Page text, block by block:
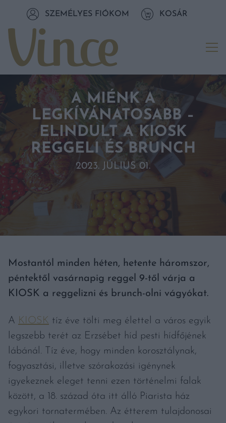
Tovább a tartalomhozSZEMÉLYES FIÓKOM KOSÁR
A MIÉNK A
LEGKÍVÁNATOSABB –
ELINDULT A KIOSK
REGGELI ÉS BRUNCH
2023. JÚLIUS 01.
Mostantól minden héten, hetente háromszor,
péntektől vasárnapig reggel 9-től várja a
KIOSK a reggelizni és brunch-olni vágyókat.
A KIOSK tíz éve tölti meg élettel a város egyik
legszebb terét az Erzsébet híd pesti hídfőjének
lábánál. Tíz éve, hogy minden korosztálynak,
fogyasztási, illetve szórakozási igénynek
igyekeznek eleget tenni ezen történelmi falak
között, a 18. század óta itt álló Piarista ház
egykori tornatermében. Az étterem tulajdonosai